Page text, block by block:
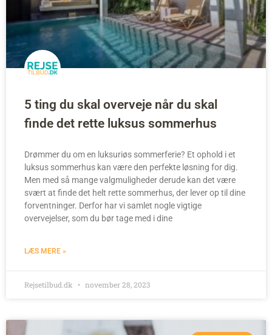
5 ting du skal overveje når du skal
finde det rette luksus sommerhus
Drømmer du om en luksuriøs sommerferie? Et ophold i et
luksus sommerhus kan være den perfekte løsning for dig.
Men med så mange valgmuligheder derude kan det være
svært at finde det helt rette sommerhus, der lever op til dine
forventninger. Derfor har vi samlet nogle vigtige
overvejelser, som du bør tage med i dine
LÆS MERE »
Rejsetilbud.dk november 28, 2023